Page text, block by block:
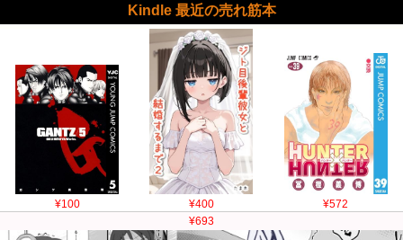
Kindle 最近の売れ筋本
¥100 ¥400
¥572
¥693